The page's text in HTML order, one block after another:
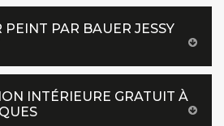
PEINT PAR BAUER JESSY
INTÉRIEURE GRATUIT À